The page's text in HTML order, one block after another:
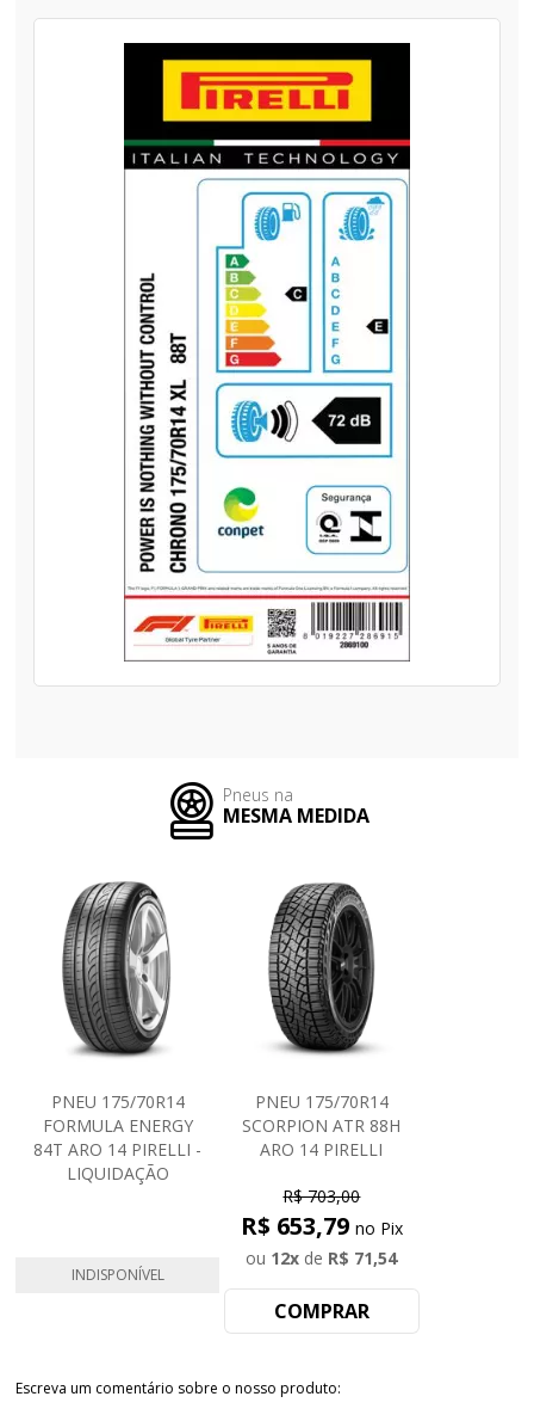
Pneus na
MESMA MEDIDA
PNEU 175/70R14
FORMULA ENERGY
84T ARO 14 PIRELLI -
LIQUIDAÇÃO
INDISPONÍVEL
PNEU 175/70R14
SCORPION ATR 88H
ARO 14 PIRELLI
R$ 703,00
ou 12x de R$ 71,54
R$ 653,79 no Pix
COMPRAR
Escreva um comentário sobre o nosso produto: